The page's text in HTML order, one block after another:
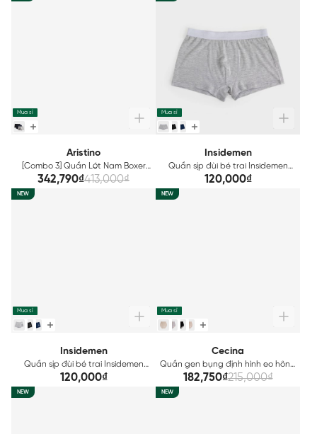
Mua sỉ
Aristino
[Combo 3] Quần Lót Nam Boxer
Cotton Organic Aristino
ABX001EXP03
342,790₫413,000₫
Mua sỉ
Insidemen
Quần sịp đùi bé trai Insidemen
trơn màu (dáng boxer) IBBX01
120,000₫
NEW
Mua sỉ
Insidemen
Quần sịp đùi bé trai Insidemen
hình in cá tính (dáng boxer) IBBX02
120,000₫
NEW
Mua sỉ
Cecina
Quần gen bụng định hình eo hông
Cecina CSP002EDP01
182,750₫215,000₫
NEW NEW